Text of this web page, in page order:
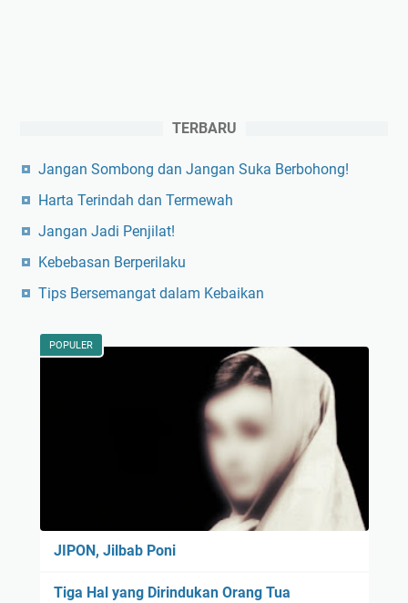
TERBARU
Jangan Sombong dan Jangan Suka Berbohong!
Harta Terindah dan Termewah
Jangan Jadi Penjilat!
Kebebasan Berperilaku
Tips Bersemangat dalam Kebaikan
POPULER
JIPON, Jilbab Poni
Tiga Hal yang Dirindukan Orang Tua